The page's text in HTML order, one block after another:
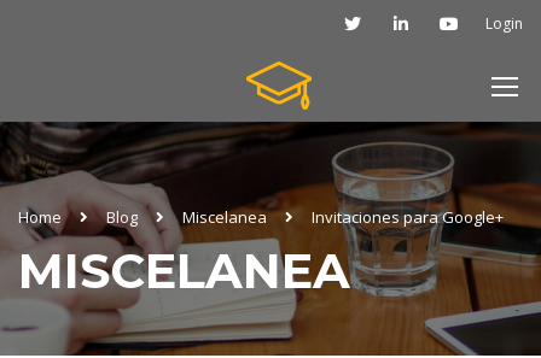
Login
Home Blog Miscelanea Invitaciones para Google+
MISCELANEA